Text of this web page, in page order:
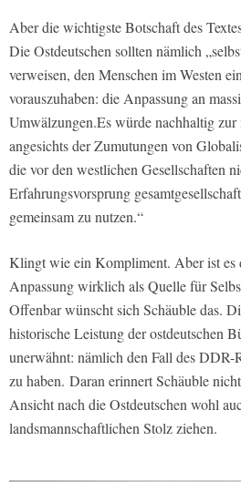
Aber die wichtigste Botschaft des
Die Ostdeutschen sollten nämlich
verweisen, den Menschen im Westen
vorauszuhaben: die Anpassung an
Umwälzungen.Es würde nachhaltig
angesichts der Zumutungen von
die vor den westlichen Gesellschaften
Erfahrungsvorsprung
gemeinsam zu nutzen.“
Klingt wie ein Kompliment. Aber ist es
Anpassung wirklich als Quelle für
Offenbar wünscht sich Schäuble das.
historische Leistung der ostdeutschen
unerwähnt: nämlich den Fall des DDR-
zu haben. Daran erinnert Schäuble
Ansicht nach die Ostdeutschen wohl
landsmannschaftlichen Stolz ziehen.